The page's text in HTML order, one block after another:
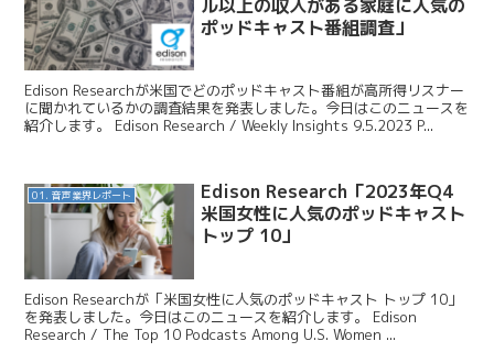
ル以上の収入がある家庭に人気の
ポッドキャスト番組調査」
Edison Researchが米国でどのポッドキャスト番組が高所得リスナー
に聞かれているかの調査結果を発表しました。今日はこのニュースを
紹介します。 Edison Research / Weekly Insights 9.5.2023 P...
01. 音声業界レポート
Edison Research「2023年Q4
米国女性に人気のポッドキャスト
トップ 10」
Edison Researchが「米国女性に人気のポッドキャスト トップ 10」
を発表しました。今日はこのニュースを紹介します。 Edison
Research / The Top 10 Podcasts Among U.S. Women ...